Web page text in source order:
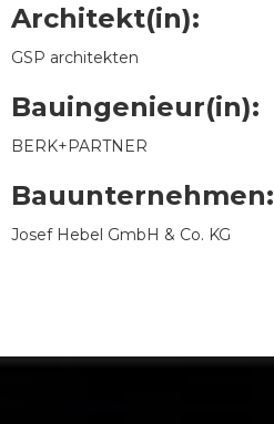
Architekt(in):
GSP architekten
Bauingenieur(in):
BERK+PARTNER
Bauunternehmen:
Josef Hebel GmbH & Co. KG